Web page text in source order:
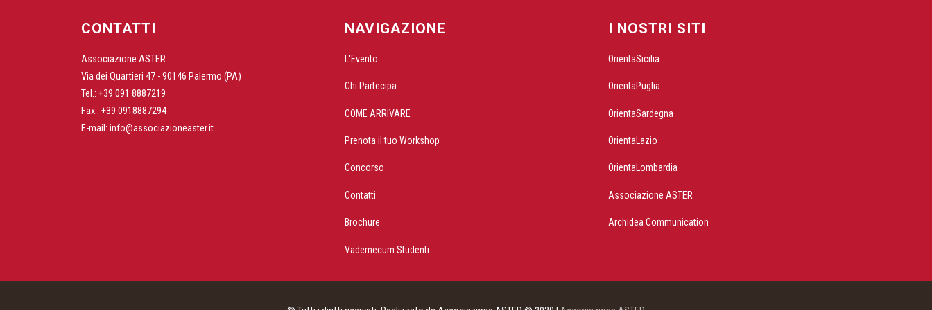
CONTATTI
Associazione ASTER
Via dei Quartieri 47 - 90146 Palermo (PA)
Tel.: +39 091 8887219
Fax.: +39 0918887294
E-mail: info@associazioneaster.it
NAVIGAZIONE
L'Evento
Chi Partecipa
COME ARRIVARE
Prenota il tuo Workshop
Concorso
Contatti
Brochure
Vademecum Studenti
I NOSTRI SITI
OrientaSicilia
OrientaPuglia
OrientaSardegna
OrientaLazio
OrientaLombardia
Associazione ASTER
Archidea Communication